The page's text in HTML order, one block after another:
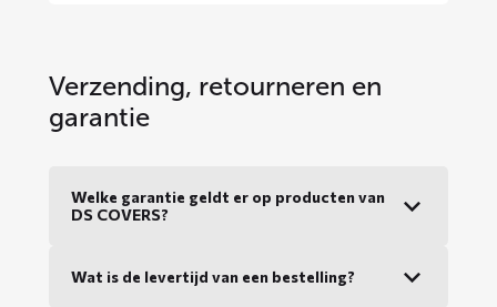
Verzending, retourneren en
garantie
Welke garantie geldt er op producten van
DS COVERS?
Wat is de levertijd van een bestelling?